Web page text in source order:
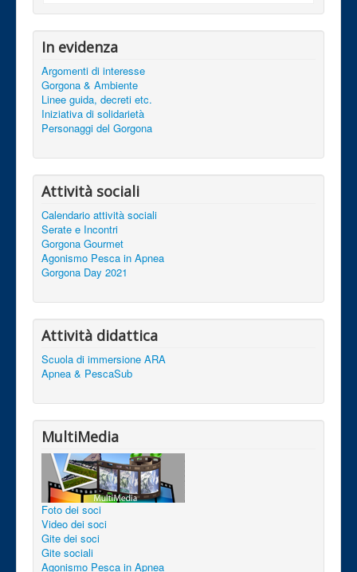
In evidenza
Argomenti di interesse
Gorgona & Ambiente
Linee guida, decreti etc.
Iniziativa di solidarietà
Personaggi del Gorgona
Attività sociali
Calendario attività sociali
Serate e Incontri
Gorgona Gourmet
Agonismo Pesca in Apnea
Gorgona Day 2021
Attività didattica
Scuola di immersione ARA
Apnea & PescaSub
MultiMedia
Foto dei soci
Video dei soci
Gite dei soci
Gite sociali
Agonismo Pesca in Apnea